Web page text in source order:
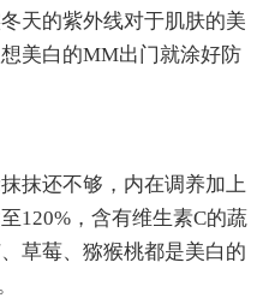
天的紫外线对于肌肤的美
美白的MM出门就涂好防
抹还不够，内在调养加上
120%，含有维生素C的蔬
草莓、猕猴桃都是美白的